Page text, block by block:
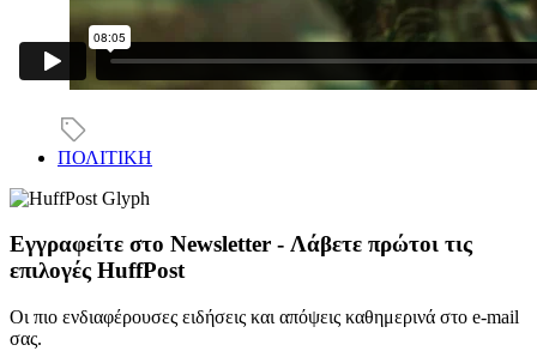
ΠΟΛΙΤΙΚΗ
Εγγραφείτε στο Newsletter - Λάβετε πρώτοι τις
επιλογές HuffPost
Οι πιο ενδιαφέρουσες ειδήσεις και απόψεις καθημερινά στο e-mail
σας.